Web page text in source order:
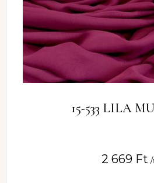
15-533 LILA
2 669 Ft /